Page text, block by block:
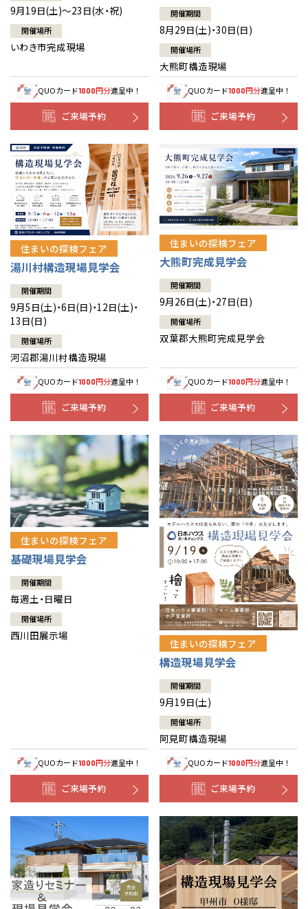
9月19日(土)～23日(水・祝)
開催場所
いわき市完成現場
QUOカード1000円分進呈中！
ご来場予約
開催期間
8月29日(土)・30日(日)
開催場所
大熊町構造現場
QUOカード1000円分進呈中！
ご来場予約
住まいの探検フェア
湯川村構造現場見学会
開催期間
9月5日(土)・6日(日)・12日(土)・
13日(日)
開催場所
河沼郡湯川村構造現場
QUOカード1000円分進呈中！
ご来場予約
住まいの探検フェア
大熊町完成見学会
開催期間
9月26日(土)・27日(日)
開催場所
双葉郡大熊町完成見学会
QUOカード1000円分進呈中！
ご来場予約
住まいの探検フェア
基礎現場見学会
開催期間
毎週土・日曜日
開催場所
西川田展示場
QUOカード1000円分進呈中！
ご来場予約
住まいの探検フェア
構造現場見学会
開催期間
9月19日(土)
開催場所
阿見町構造現場
QUOカード1000円分進呈中！
ご来場予約